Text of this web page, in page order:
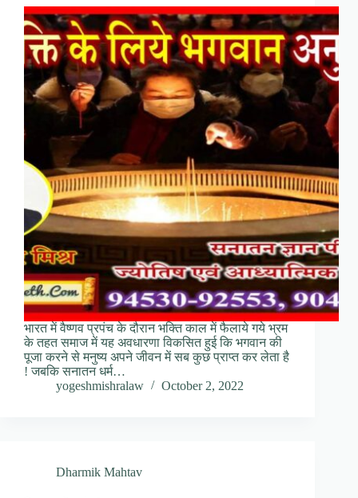
भारत में वैष्णव प्रपंच के दौरान भक्ति काल में फैलाये गये भ्रम
के तहत समाज में यह अवधारणा विकसित हुई कि भगवान की
पूजा करने से मनुष्य अपने जीवन में सब कुछ प्राप्त कर लेता है
! जबकि सनातन धर्म…
yogeshmishralaw
October 2, 2022
Dharmik Mahtav